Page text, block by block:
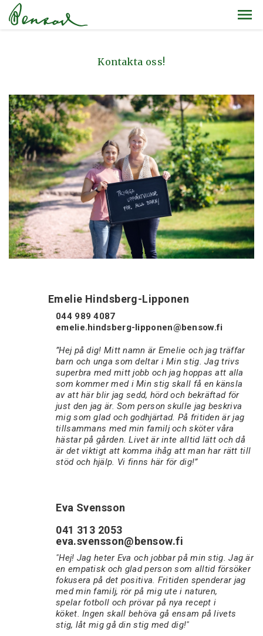
Kontakta oss!
Emelie Hindsberg-Lipponen
044 989 4087
emelie.hindsberg-lipponen@bensow.fi
”Hej på dig! Mitt namn är Emelie och jag träffar
barn och unga som deltar i Min stig. Jag trivs
superbra med mitt jobb och jag hoppas att alla
som kommer med i Min stig skall få en känsla
av att här blir jag sedd, hörd och bekräftad för
just den jag är. Som person skulle jag beskriva
mig som glad och godhjärtad. På fritiden är jag
tillsammans med min familj och sköter våra
hästar på gården. Livet är inte alltid lätt och då
är det viktigt att komma ihåg att man har rätt till
stöd och hjälp. Vi finns här för dig!”
Eva Svensson
041 313 2053
eva.svensson@bensow.fi
"Hej! Jag heter Eva och jobbar på min stig. Jag är
en empatisk och glad person som alltid försöker
fokusera på det positiva. Fritiden spenderar jag
med min familj, rör på mig ute i naturen,
spelar fotboll och prövar på nya recept i
köket. Ingen skall behöva gå ensam på livets
stig, låt mig gå din stig med dig!"